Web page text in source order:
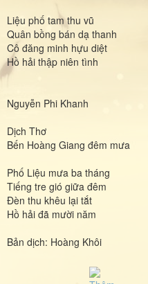
Liệu phố tam thu vũ
Quân bồng bán dạ thanh
Cô đăng minh hựu diệt
Hồ hải thập niên tình
Nguyễn Phi Khanh
Dịch Thơ
Bến Hoàng Giang đêm mưa
Phố Liệu mưa ba tháng
Tiếng tre gió giữa đêm
Đèn thu khêu lại tắt
Hồ hải đã mười năm
Bản dịch: Hoàng Khôi